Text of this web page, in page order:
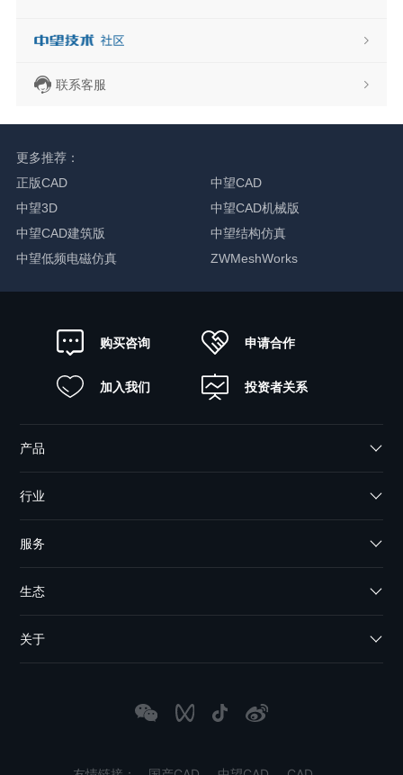
联系客服
更多推荐：
正版CAD
中望CAD
中望3D
中望CAD机械版
中望CAD建筑版
中望结构仿真
中望低频电磁仿真
ZWMeshWorks
购买咨询 申请合作
加入我们 投资者关系
产品
行业
服务
生态
关于